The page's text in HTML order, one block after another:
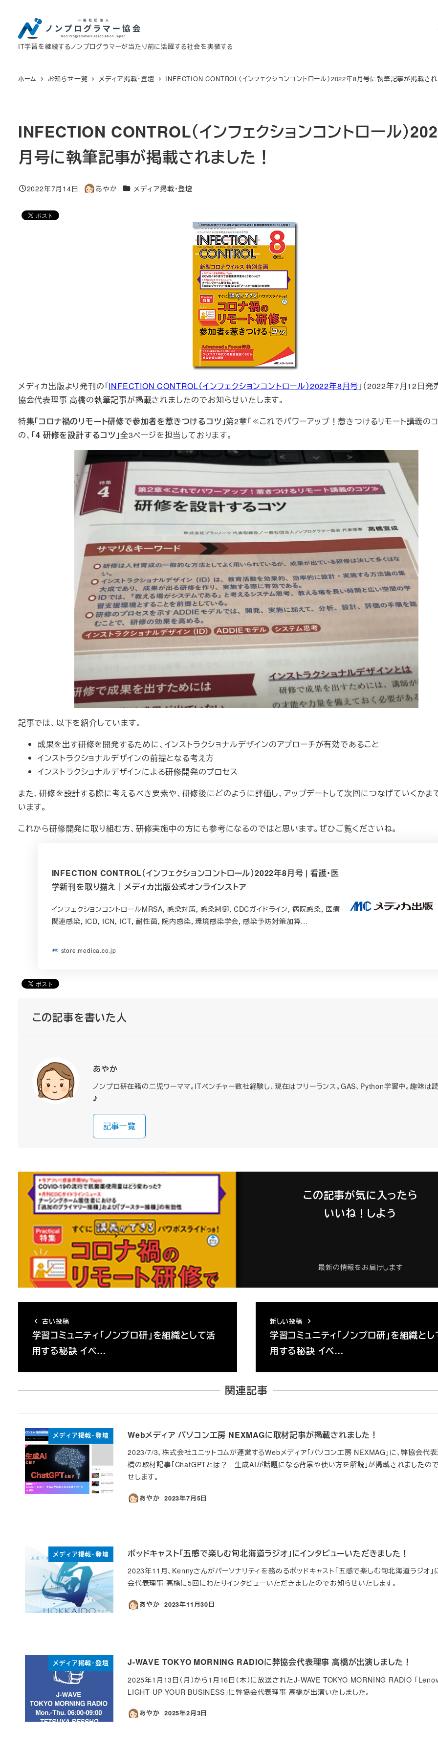
IT学習を継続するノンプログラマーが当たり前に活躍する社会を実装する
ホーム お知らせ一覧 メディア掲載・登壇 INFECTION CONTROL（インフェクションコントロール）2022年8月号に執筆記事が掲載さ
INFECTION CONTROL（インフェクションコントロール）
月号に執筆記事が掲載されました！
投稿日
2022年7月14日
著
あやか カテゴリー
メディア掲載・登壇
メディカ出版より発刊の「INFECTION CONTROL（インフェクションコントロール）2022年8月号 」（2022年7月12日発
協会代表理事 高橋の執筆記事が掲載されましたのでお知らせいたします。
特集「コロナ禍のリモート研修で参加者を惹きつけるコツ」第2章「≪これでパワーアップ！惹きつけるリモート講義の
の、 「4 研修を設計するコツ」全3ページを担当しております。
記事では、以下を紹介しています。
成果を出す研修を開発するために、インストラクショナルデザインのアプローチが有効であること
インストラクショナルデザインの前提となる考え方
インストラクショナルデザインによる研修開発のプロセス
また、研修を設計する際に考えるべき要素や、研修後にどのように評価し、アップデートして次回につなげていくかま
います。
これから研修開発に取り組む方、研修実施中の方にも参考になるのではと思います。ぜひご覧くださいね。
INFECTION CONTROL（インフェクションコントロール）2022年8月号 | 看護・医
学新刊を取り揃え｜メディカ出版公式オンラインストア
インフェクションコントロールMRSA，感染対策，感染制御，CDCガイドライン，病院感染，医療
関連感染，ICD，ICN，ICT，耐性菌，院内感染，環境感染学会，感染予防対策加算…
store.medica.co.jp
この記事を書いた人
あやか
ノンプロ研在籍の二児ワーママ。ITベンチャー数社経験し、現在はフリーランス。GAS、Python学習中。趣味は
♪
記事一覧
この記事が気に入ったら
いいね！しよう
最新の情報をお届けします
古い投稿
学習コミュニティ「ノンプロ研」を組織として活
用する秘訣 イベ…
新しい投稿
学習コミュニティ「ノンプロ研」を組織と
用する秘訣 イベ…
関連記事
メディア掲載・登壇 Webメディア パソコン工房 NEXMAGに取材記事が掲載されました！
2023/7/3、株式会社ユニットコムが運営するWebメディア「パソコン工房 NEXMAG」に、弊協会代
橋の取材記事「ChatGPTとは？ 生成AIが話題になる背景や使い方を解説」が掲載されましたの
せします。
あやか
投稿日
2023年7月5日
メディア掲載・登壇 ポッドキャスト「五感で楽しむ旬北海道ラジオ」にインタビューいただきました！
2023年11月、Kennyさんがパーソナリティを務めるポッドキャスト「五感で楽しむ旬北海道ラジオ」
会代表理事 高橋に5回にわたりインタビューいただきましたのでお知らせいたします。
あやか
投稿日
2023年11月30日
メディア掲載・登壇 J-WAVE TOKYO MORNING RADIOに弊協会代表理事 高橋が出演しました！
2025年1月13日（月）から1月16日（木）に放送されたJ-WAVE TOKYO MORNING RADIO 「
LIGHT UP YOUR BUSINESS」に弊協会代表理事 高橋が出演いたしました。
あやか
投稿日
2025年2月3日